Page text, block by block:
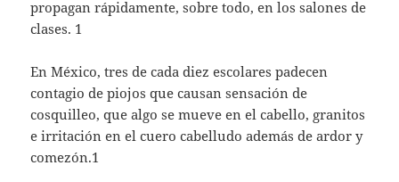
propagan rápidamente, sobre todo, en los salones de
clases. 1
En México, tres de cada diez escolares padecen
contagio de piojos que causan sensación de
cosquilleo, que algo se mueve en el cabello, granitos
e irritación en el cuero cabelludo además de ardor y
comezón.1